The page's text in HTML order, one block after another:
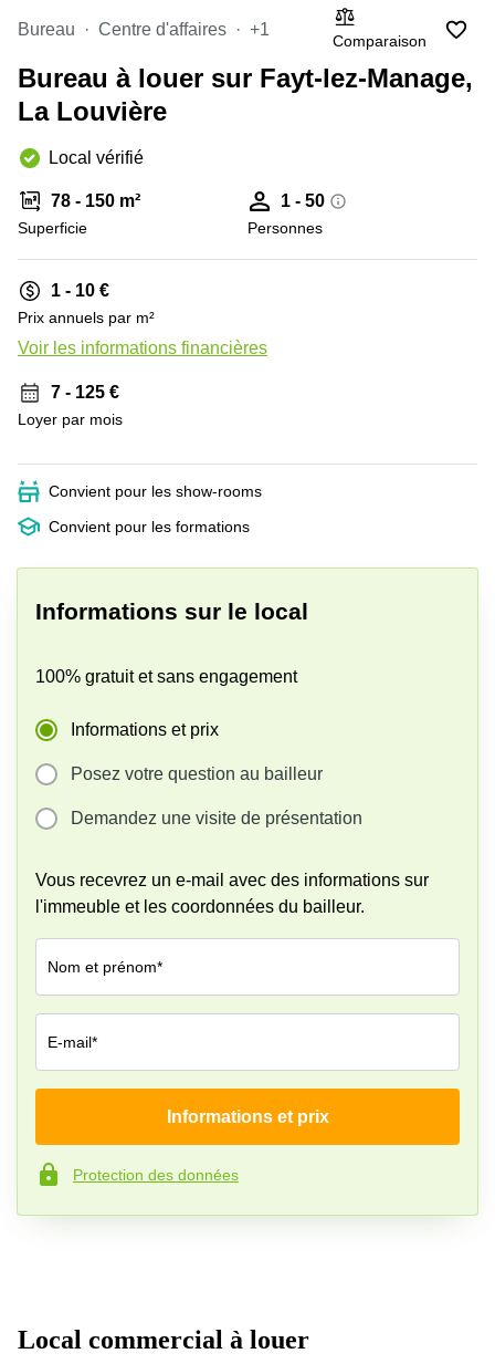
Neuve
Uccle
Etterbeek
Bruges
Ixelles
Bruxelles
Bureau
Gand
Bureau
a louer
Anvers
Liege
à louer
Coworking
Tournai
+ 10 images
Bureau Centre d'affaires +1
Comparaison
Bureau à louer sur Fayt-lez-Manage,
La Louvière
Local vérifié
78 - 150 m²
Superficie
1 - 50
Personnes
1 - 10 €
Prix annuels par m²
Voir les informations financières
7 - 125 €
Loyer par mois
Convient pour les show-rooms
Convient pour les formations
Informations sur le local
100% gratuit et sans engagement
Informations et prix
Posez votre question au bailleur
Demandez une visite de présentation
Vous recevrez un e-mail avec des informations sur
l'immeuble et les coordonnées du bailleur.
Nom et prénom*
E-mail*
Numéro de téléphone*
Informations et prix
Protection des données
Local commercial à louer